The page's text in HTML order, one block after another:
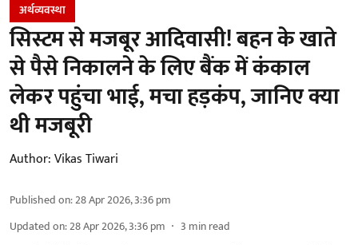
अर्थव्यवस्था
सिस्टम से मजबूर आदिवासी! बहन के खाते
से पैसे निकालने के लिए बैंक में कंकाल
लेकर पहुंचा भाई, मचा हड़कंप, जानिए क्या
थी मजबूरी
Author:Vikas Tiwari
Published on:28 Apr 2026, 3:36 pm
Updated on:28 Apr 2026, 3:36 pm 3 min read